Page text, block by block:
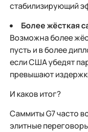
стабилизирующий
Более жёсткая
Возможна более
пусть и в более
если США убедят
превышают
И каков итог?
Саммиты G7 часто
элитные